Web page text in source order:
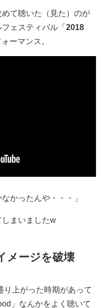
て聴いた（見た）のが
ェスティバル「 2018
ーマンス。
かったんや・・・」
しまいましたw
メージを破壊
り上がった時期があって
」なんかをよく聴いて